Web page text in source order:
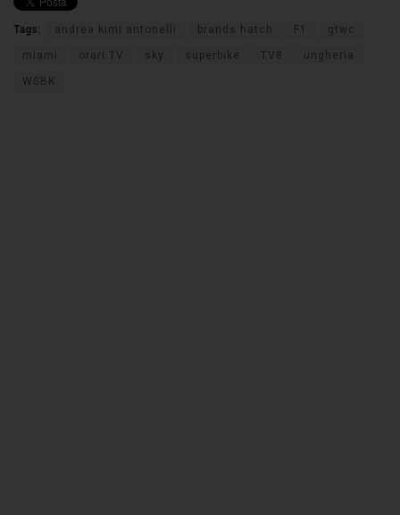
Tags: andrea kimi antonelli brands hatch F1 gtwc
miami orari TV sky superbike TV8 ungheria
WSBK